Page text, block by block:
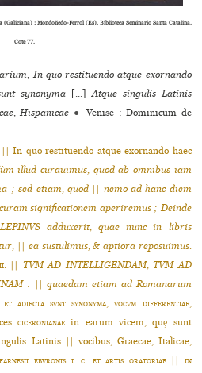
(Galiciana) : Mondoñedo-Ferrol (Es), Biblioteca Seminario Santa Catalina.
Cote 77.
In quo restituendo atque exornando
synonyma[...]Atque singulis Latinis
Hispanicae ● Venise : Dominicum de
In quo restituendo atque ex­ornando haec
illud curauimus, quod ab omnibus iam
; sed etiam, quod|| nemo ad hanc diem
significationem aperiremus ; Deinde
adduxerit, quae nunc in libris
ea sustulimus, & aptiora reposuimus.
. || TVM AD INTELLIGENDAM, TVM AD
:
quaedam etiam ad Romanarum
et adiecta svnt synonyma, vocvm differentiae,
ciceronianae in earum vicem, quȩ sunt
Latinis || vocibus, Graecae, Italicae,
ebvronis i. c. et artis oratoriae|| in